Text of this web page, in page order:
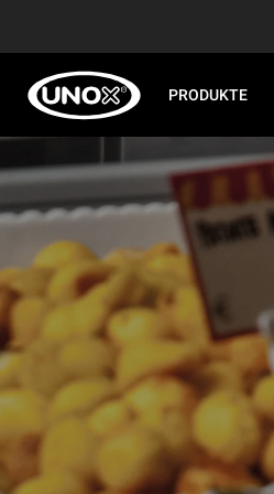
PRODUKTE